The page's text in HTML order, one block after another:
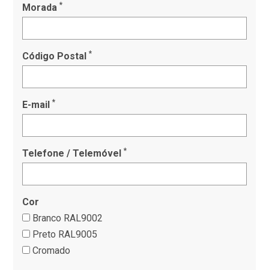
Morada*
Código Postal*
E-mail*
Telefone / Telemóvel*
Cor
Branco RAL9002
Preto RAL9005
Cromado